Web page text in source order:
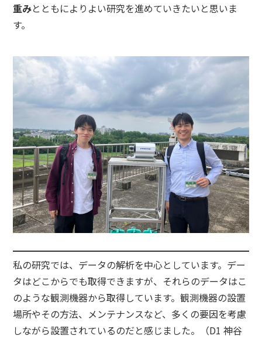
重みとともによりよい研究を進めていきたいと思いま
す。
私の研究では、データの解析を中心としています。デー
タはどこからでも取得できますが、それらのデータはこ
のような観測機器から取得しています。観測機器の設置
場所やその方法、メンテナンスなど、多くの要因を考慮
しながら設置されているのだと感じました。（D1 神谷